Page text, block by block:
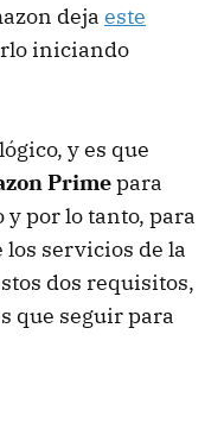
deja este
iniciando
y es que
Primepara
por lo tanto, para
servicios de la
dos requisitos,
que seguir para